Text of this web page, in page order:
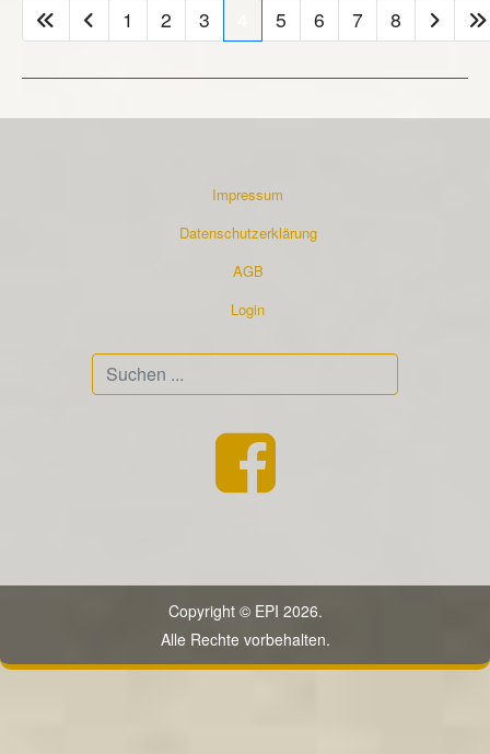
1 2 3 5 6 7 8
Impressum
Datenschutzerklärung
AGB
Login
Copyright © EPI 2026.
Alle Rechte vorbehalten.